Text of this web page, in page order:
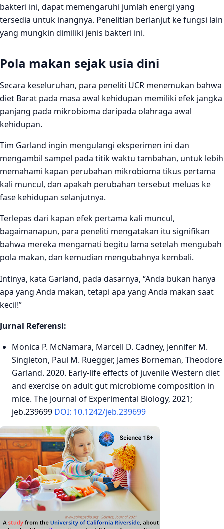
bakteri ini, dapat memengaruhi jumlah energi yang
tersedia untuk inangnya. Penelitian berlanjut ke fungsi lain
yang mungkin dimiliki jenis bakteri ini.
Pola makan sejak usia dini
Secara keseluruhan, para peneliti UCR menemukan bahwa
diet Barat pada masa awal kehidupan memiliki efek jangka
panjang pada mikrobioma daripada olahraga awal
kehidupan.
Tim Garland ingin mengulangi eksperimen ini dan
mengambil sampel pada titik waktu tambahan, untuk lebih
memahami kapan perubahan mikrobioma tikus pertama
kali muncul, dan apakah perubahan tersebut meluas ke
fase kehidupan selanjutnya.
Terlepas dari kapan efek pertama kali muncul,
bagaimanapun, para peneliti mengatakan itu signifikan
bahwa mereka mengamati begitu lama setelah mengubah
pola makan, dan kemudian mengubahnya kembali.
Intinya, kata Garland, pada dasarnya, “Anda bukan hanya
apa yang Anda makan, tetapi apa yang Anda makan saat
kecil!”
Jurnal Referensi:
Monica P. McNamara, Marcell D. Cadney, Jennifer M.
Singleton, Paul M. Ruegger, James Borneman, Theodore
Garland. 2020. Early-life effects of juvenile Western diet
and exercise on adult gut microbiome composition in
mice. The Journal of Experimental Biology, 2021;
jeb.239699 DOI: 10.1242/jeb.239699